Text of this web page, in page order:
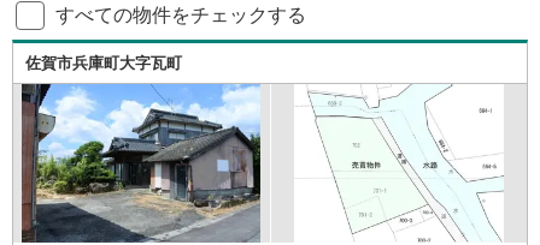
すべての物件をチェックする
佐賀市兵庫町大字瓦町